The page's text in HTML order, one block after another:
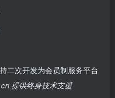
二次开发为会员制服务平台
提供终身技术支援